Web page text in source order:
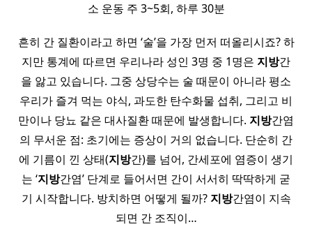
소 운동 주 3~5회, 하루 30분
흔히 간 질환이라고 하면 ‘술’을 가장 먼저 떠올리시죠? 하
지만 통계에 따르면 우리나라 성인 3명 중 1명은 지방간
을 앓고 있습니다. 그중 상당수는 술 때문이 아니라 평소
우리가 즐겨 먹는 야식, 과도한 탄수화물 섭취, 그리고 비
만이나 당뇨 같은 대사질환 때문에 발생합니다. 지방간염
의 무서운 점: 초기에는 증상이 거의 없습니다. 단순히 간
에 기름이 낀 상태(지방간)를 넘어, 간세포에 염증이 생기
는 ‘지방간염’ 단계로 들어서면 간이 서서히 딱딱하게 굳
기 시작합니다. 방치하면 어떻게 될까? 지방간염이 지속
되면 간 조직이…